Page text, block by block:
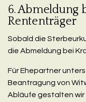
6. Abmeldung
Rententräger
Sobald die
die Abmeldung bei
Für Ehepartner
Beantragung von
Abläufe gestalten wir